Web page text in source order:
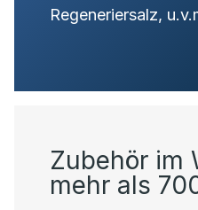
Regeneriersalz,
Zubehör im
mehr als